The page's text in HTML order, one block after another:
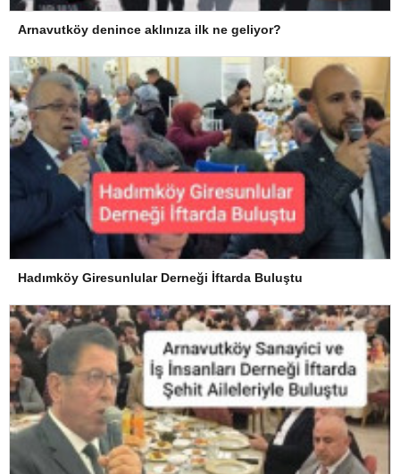
Arnavutköy denince aklınıza ilk ne geliyor?
Hadımköy Giresunlular Derneği İftarda Buluştu